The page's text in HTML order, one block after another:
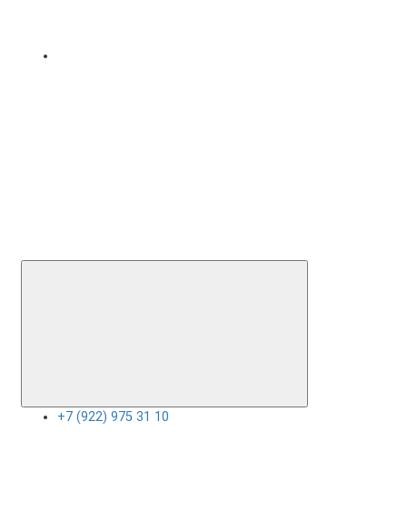
+7 (922) 975 31 10